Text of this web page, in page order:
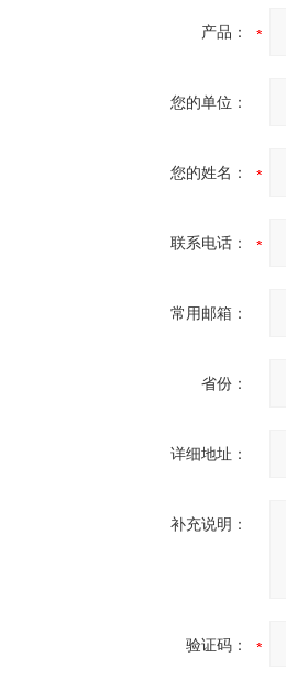
产品：
您的单位：
您的姓名：
联系电话：
常用邮箱：
省份：
详细地址：
补充说明：
验证码：